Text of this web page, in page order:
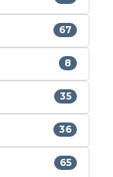
67
8
35
36
65